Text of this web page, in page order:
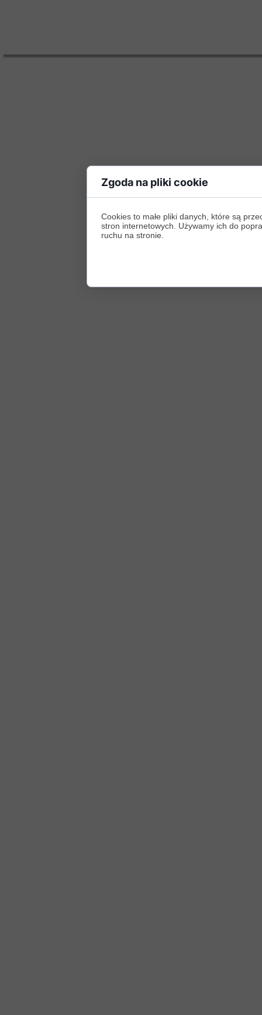
Zgoda na pliki cookie
Cookies to małe pliki danych, które są
stron internetowych. Używamy ich do
ruchu na stronie.